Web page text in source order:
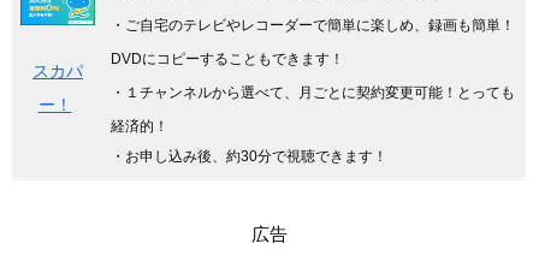
スカパ
ー！
・ご自宅のテレビやレコーダーで簡単に楽しめ、録画も簡単！
DVDにコピーすることもできます！
・１チャンネルから選べて、月ごとに契約変更可能！とっても
経済的！
・お申し込み後、約30分で視聴できます！
広告